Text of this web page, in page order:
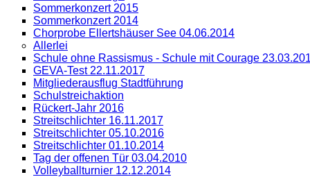
Sommerkonzert 2015
Sommerkonzert 2014
Chorprobe Ellertshäuser See 04.06.2014
Allerlei
Schule ohne Rassismus - Schule mit Courage
GEVA-Test 22.11.2017
Mitgliederausflug Stadtführung
Schulstreichaktion
Rückert-Jahr 2016
Streitschlichter 16.11.2017
Streitschlichter 05.10.2016
Streitschlichter 01.10.2014
Tag der offenen Tür 03.04.2010
Volleyballturnier 12.12.2014